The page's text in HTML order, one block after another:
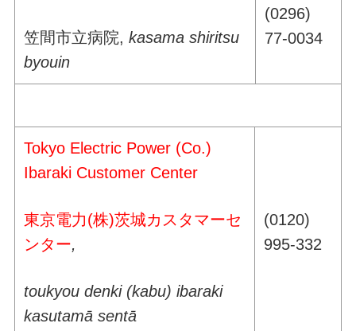
笠間市立病院,kasama shiritsu
byouin
(0296)
77-0034
Tokyo Electric Power (Co.)
Ibaraki Customer Center
東京電力(株)茨城カスタマーセ
ンター,
toukyou denki (kabu) ibaraki
kasutamā sentā
(0120)
995-332